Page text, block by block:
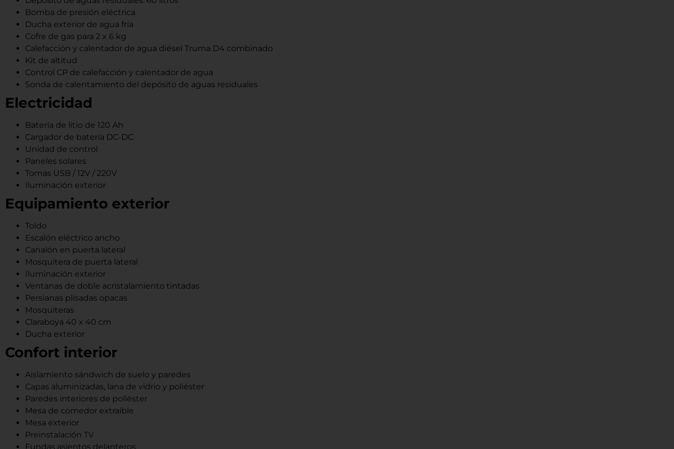
Bomba de presión eléctrica
Ducha exterior de agua fría
Cofre de gas para 2 x 6 kg
Calefacción y calentador de agua diésel Truma D4 combinado
Kit de altitud
Control CP de calefacción y calentador de agua
Sonda de calentamiento del depósito de aguas residuales
Electricidad
Batería de litio de 120 Ah
Cargador de batería DC-DC
Unidad de control
Paneles solares
Tomas USB / 12V / 220V
Iluminación exterior
Equipamiento exterior
Toldo
Escalón eléctrico ancho
Canalón en puerta lateral
Mosquitera de puerta lateral
Iluminación exterior
Ventanas de doble acristalamiento tintadas
Persianas plisadas opacas
Mosquiteras
Claraboya 40 x 40 cm
Ducha exterior
Confort interior
Aislamiento sándwich de suelo y paredes
Capas aluminizadas, lana de vidrio y poliéster
Paredes interiores de poliéster
Mesa de comedor extraíble
Mesa exterior
Preinstalación TV
Fundas asientos delanteros